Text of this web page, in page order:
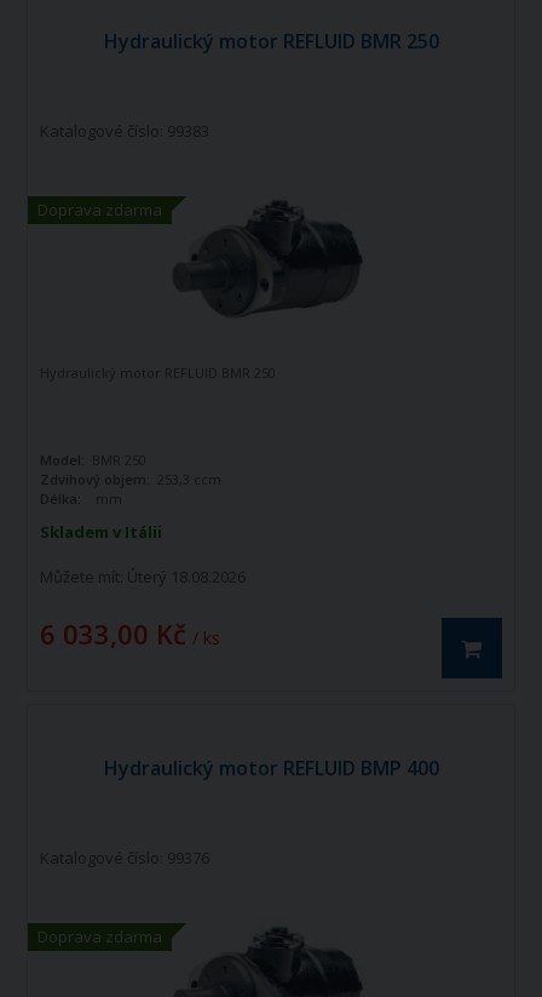
Hydraulický motor REFLUID BMR 250
Doprava zdarma
Katalogové číslo: 99383
Skladem v Itálii
Můžete mít: Úterý 18.08.2026
6 033,00 Kč / ks
Hydraulický motor REFLUID BMR 250
Model: BMR 250
Zdvihový objem:
253,3 ccm
Délka:
mm
Hydraulický motor REFLUID BMP 400
Doprava zdarma
Katalogové číslo: 99376